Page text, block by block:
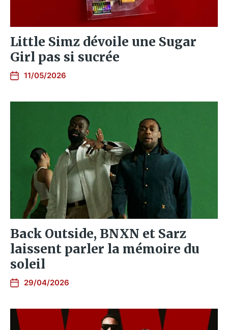
Little Simz dévoile une Sugar
Girl pas si sucrée
11/05/2026
Back Outside, BNXN et Sarz
laissent parler la mémoire du
soleil
29/04/2026